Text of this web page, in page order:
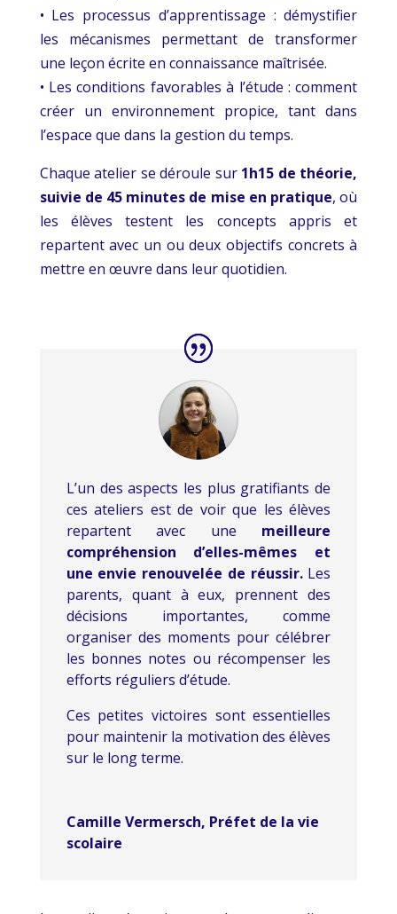
• Les processus d’apprentissage : démystifier
les mécanismes permettant de transformer
une leçon écrite en connaissance maîtrisée.
• Les conditions favorables à l’étude : comment
créer un environnement propice, tant dans
l’espace que dans la gestion du temps.
Chaque atelier se déroule sur 1h15 de théorie,
suivie de 45 minutes de mise en pratique, où
les élèves testent les concepts appris et
repartent avec un ou deux objectifs concrets à
mettre en œuvre dans leur quotidien.
L’un des aspects les plus gratifiants de
ces ateliers est de voir que les élèves
repartent avec une meilleure
compréhension d’elles-mêmes et
une envie renouvelée de réussir.Les
parents, quant à eux, prennent des
décisions importantes, comme
organiser des moments pour célébrer
les bonnes notes ou récompenser les
efforts réguliers d’étude.
Ces petites victoires sont essentielles
pour maintenir la motivation des élèves
sur le long terme.
Camille Vermersch, Préfet de la vie
scolaire